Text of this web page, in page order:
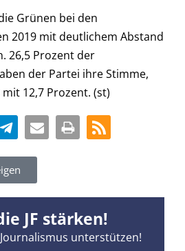
Grünen bei den
2019 mit deutlichem Abstand
26,5 Prozent der
der Partei ihre Stimme,
12,7 Prozent. (st)
JF stärken!
unterstützen!